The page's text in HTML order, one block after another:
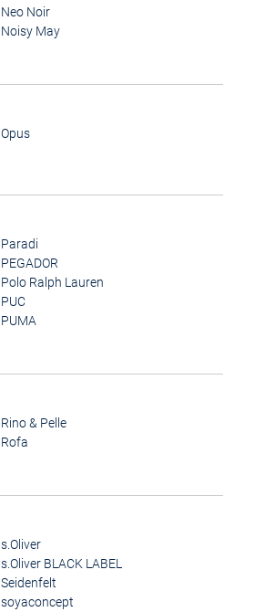
Neo Noir
Noisy May
Opus
Paradi
PEGADOR
Polo Ralph Lauren
PUC
PUMA
Rino & Pelle
Rofa
s.Oliver
s.Oliver BLACK LABEL
Seidenfelt
soyaconcept